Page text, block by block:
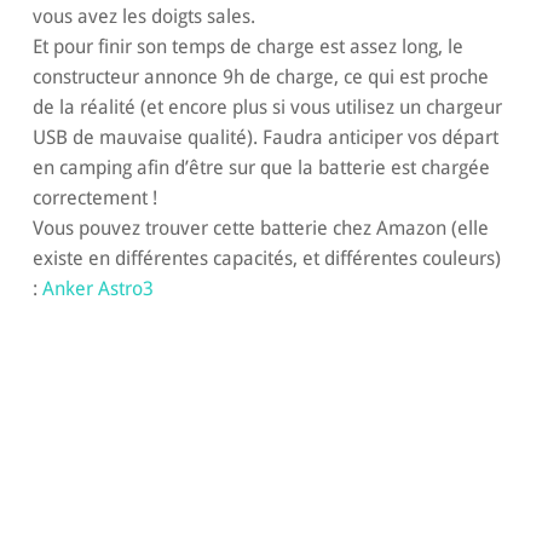
vous avez les doigts sales.
Et pour finir son temps de charge est assez long, le
constructeur annonce 9h de charge, ce qui est proche
de la réalité (et encore plus si vous utilisez un chargeur
USB de mauvaise qualité). Faudra anticiper vos départ
en camping afin d’être sur que la batterie est chargée
correctement !
Vous pouvez trouver cette batterie chez Amazon (elle
existe en différentes capacités, et différentes couleurs)
: Anker Astro3